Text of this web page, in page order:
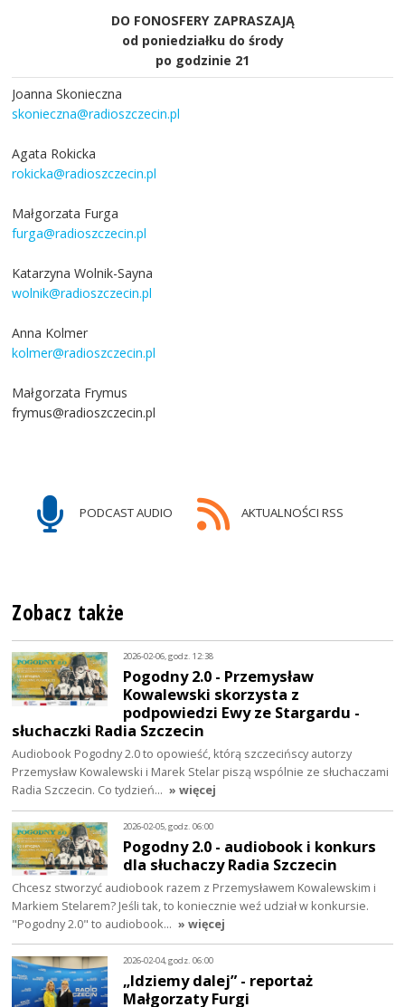
DO FONOSFERY ZAPRASZAJĄ
od poniedziałku do środy
po godzinie 21
Joanna Skonieczna
skonieczna@radioszczecin.pl
Agata Rokicka
rokicka@radioszczecin.pl
Małgorzata Furga
furga@radioszczecin.pl
Katarzyna Wolnik-Sayna
wolnik@radioszczecin.pl
Anna Kolmer
kolmer@radioszczecin.pl
Małgorzata Frymus
frymus@radioszczecin.pl
PODCAST AUDIO AKTUALNOŚCI RSS
Zobacz także
2026-02-06, godz. 12:38
Pogodny 2.0 - Przemysław
Kowalewski skorzysta z
podpowiedzi Ewy ze Stargardu -
słuchaczki Radia Szczecin
Audiobook Pogodny 2.0 to opowieść, którą szczecińscy autorzy
Przemysław Kowalewski i Marek Stelar piszą wspólnie ze słuchaczami
Radia Szczecin. Co tydzień… » więcej
2026-02-05, godz. 06:00
Pogodny 2.0 - audiobook i konkurs
dla słuchaczy Radia Szczecin
Chcesz stworzyć audiobook razem z Przemysławem Kowalewskim i
Markiem Stelarem? Jeśli tak, to koniecznie weź udział w konkursie.
"Pogodny 2.0" to audiobook… » więcej
2026-02-04, godz. 06:00
„Idziemy dalej” - reportaż
Małgorzaty Furgi